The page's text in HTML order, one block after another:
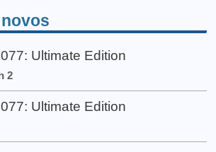
Ultimate Edition
2
Ultimate Edition